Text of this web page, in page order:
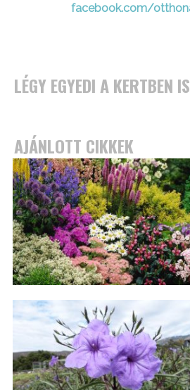
facebook.com/
LÉGY EGYEDI A KERTBEN
AJÁNLOTT CIKKEK